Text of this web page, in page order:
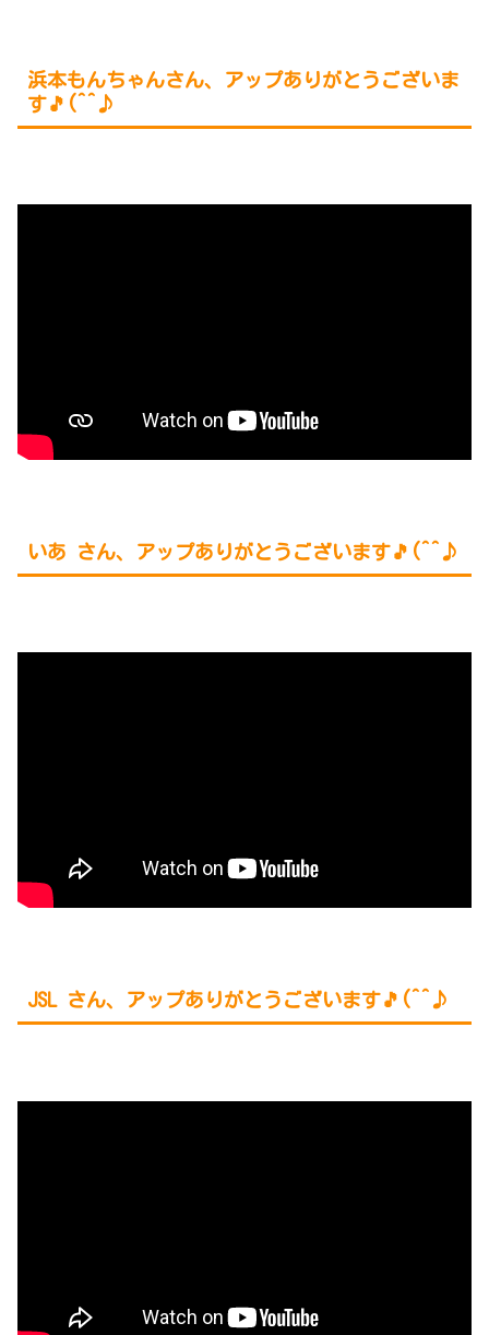
浜本もんちゃんさん、アップありがとうございま
す🎵(^^♪
いあ さん、アップありがとうございます🎵(^^♪
JSL さん、アップありがとうございます🎵(^^♪